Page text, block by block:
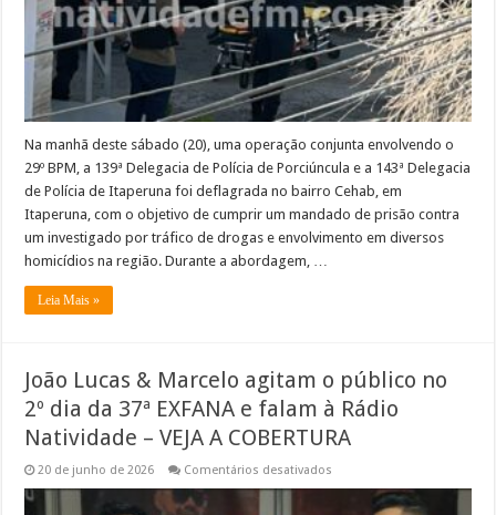
Cehab,
Itaperuna
Na manhã deste sábado (20), uma operação conjunta envolvendo o
29º BPM, a 139ª Delegacia de Polícia de Porciúncula e a 143ª Delegacia
de Polícia de Itaperuna foi deflagrada no bairro Cehab, em
Itaperuna, com o objetivo de cumprir um mandado de prisão contra
um investigado por tráfico de drogas e envolvimento em diversos
homicídios na região. Durante a abordagem, …
Leia Mais »
João Lucas & Marcelo agitam o público no
2º dia da 37ª EXFANA e falam à Rádio
Natividade – VEJA A COBERTURA
20 de junho de 2026 Comentários desativados